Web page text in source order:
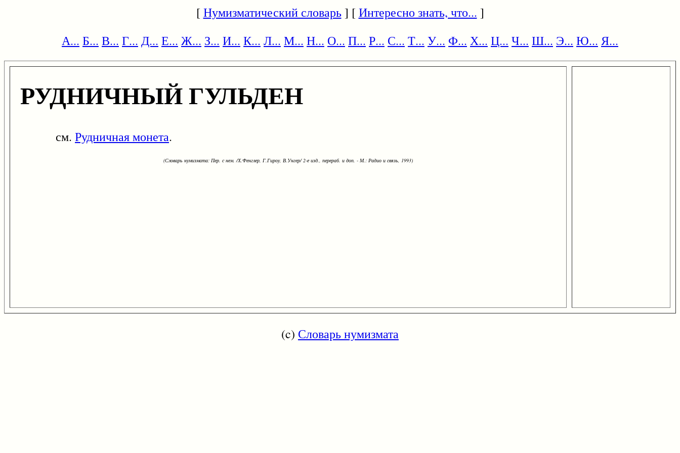
[Нумизматический словарь] [Интересно знать, что... ]
А... Б... В... Г... Д... Е... Ж... З... И... К... Л... М... Н... О... П... Р... С... Т... У... Ф... Х... Ц... Ч... Ш... Э... Ю... Я...
РУДНИЧНЫЙ ГУЛЬДЕН
см. Рудничная монета.
(Словарь нумизмата: Пер. с нем. /Х.Фенглер, Г.Гироу, В.Унгер/ 2-е изд., перераб. и доп. - М.: Радио и связь, 1993)
(c) Словарь нумизмата